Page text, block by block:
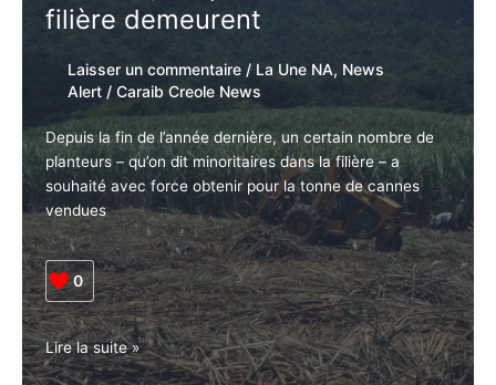
filière demeurent
Laisser un commentaire / La Une NA, News
Alert/ Caraib Creole News
Depuis la fin de l’année dernière, un certain nombre de
planteurs – qu’on dit minoritaires dans la filière – a
souhaité avec force obtenir pour la tonne de cannes
vendues
0
Guadeloupe.
Canne.
Lire la suite »